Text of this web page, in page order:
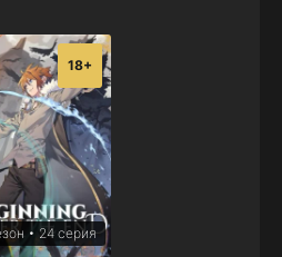
• 24 серия
18+